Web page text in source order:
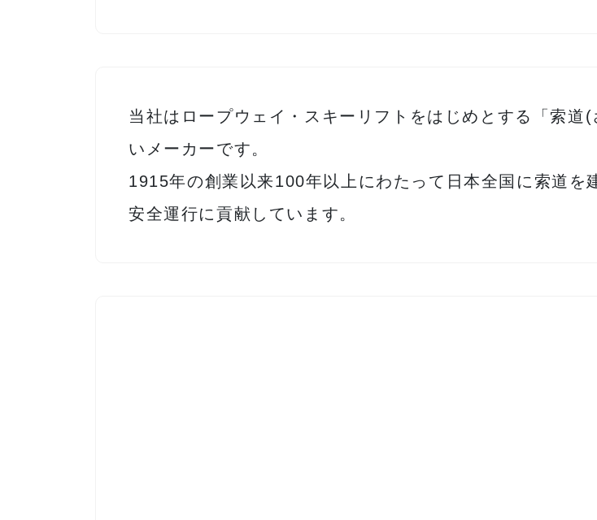
当社はロープウェイ・スキーリフトをはじめとする「索
いメーカーです。
1915年の創業以来100年以上にわたって日本全国に索道を
安全運行に貢献しています。